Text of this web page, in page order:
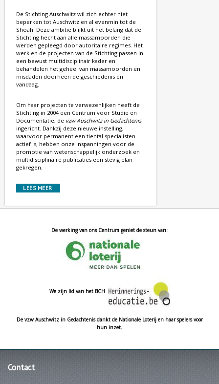
De Stichting Auschwitz wil zich echter niet
beperken tot Auschwitz en al evenmin tot de
Shoah. Deze ambitie blijkt uit het belang dat de
Stichting hecht aan alle massamoorden die
werden gepleegd door autoritaire regimes. Het
werk en de projecten van de Stichting passen in
een bewust multidisciplinair kader en
behandelen het geheel van massamoorden en
misdaden doorheen de geschiedenis en
vandaag.
Om haar projecten te verwezenlijken heeft de
Stichting in 2004 een Centrum voor Studie en
Documentatie, de vzw Auschwitz in Gedachtenis
ingericht. Dankzij deze nieuwe instelling,
waarvoor permanent een tiental specialisten
actief is, hebben onze inspanningen voor de
promotie van wetenschappelijk onderzoek en
multidisciplinaire publicaties een stevig elan
gekregen.
LEES MEER
De werking van ons Centrum geniet de steun van:
We zijn lid van het BCH
De vzw Auschwitz in Gedachtenis dankt de Nationale Loterij en haar spelers voor
hun inzet.
Contact